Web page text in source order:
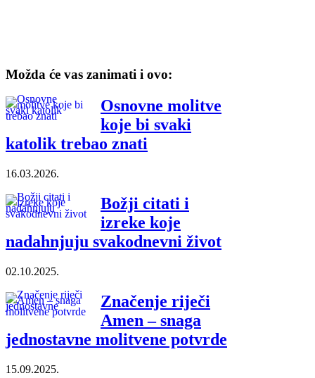
Možda će vas zanimati i ovo:
Osnovne molitve
koje bi svaki
katolik trebao znati
16.03.2026.
Božji citati i
izreke koje
nadahnjuju svakodnevni život
02.10.2025.
Značenje riječi
Amen – snaga
jednostavne molitvene potvrde
15.09.2025.